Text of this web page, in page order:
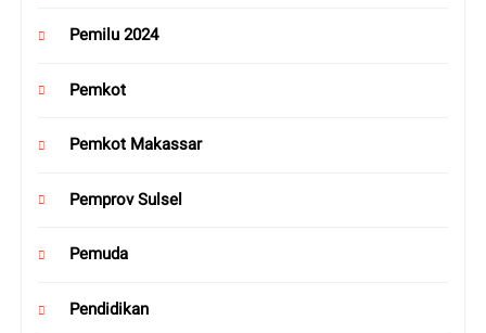
Pemilu 2024
Pemkot
Pemkot Makassar
Pemprov Sulsel
Pemuda
Pendidikan